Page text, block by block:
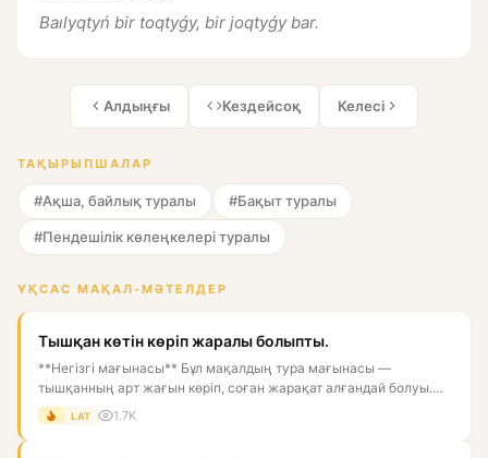
Baılyqtyń bir toqtyǵy, bir joqtyǵy bar.
Алдыңғы Кездейсоқ Келесі
ТАҚЫРЫПШАЛАР
#Ақша, байлық туралы #Бақыт туралы
#Пендешілік көлеңкелері туралы
ҰҚСАС МАҚАЛ-МӘТЕЛДЕР
Тышқан көтін көріп жаралы болыпты.
**Негізгі мағынасы** Бұл мақалдың тура мағынасы —
тышқанның арт жағын көріп, соған жарақат алғандай болуы.
Астарлы мағын...
LAT 1.7K